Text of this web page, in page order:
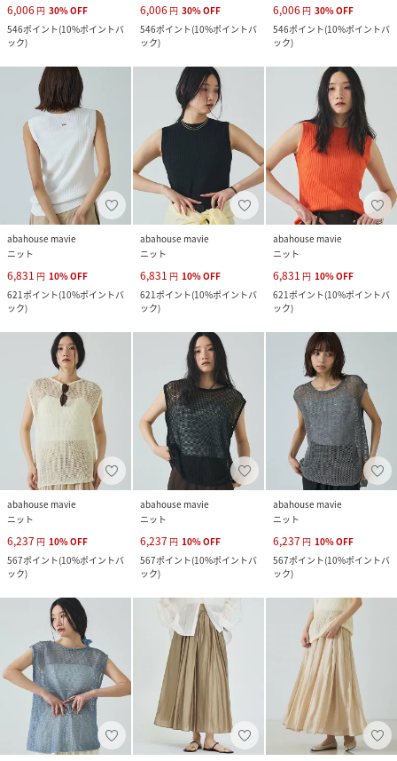
6,006 円 30%OFF
546ポイント(10%ポイントバ
ック)
6,006 円 30%OFF
546ポイント(10%ポイントバ
ック)
6,006 円 30%OFF
546ポイント(10%ポイントバ
ック)
abahouse mavie
ニット
6,831 円 10%OFF
621ポイント(10%ポイントバ
ック)
abahouse mavie
ニット
6,831 円 10%OFF
621ポイント(10%ポイントバ
ック)
abahouse mavie
ニット
6,831 円 10%OFF
621ポイント(10%ポイントバ
ック)
abahouse mavie
ニット
6,237 円 10%OFF
567ポイント(10%ポイントバ
ック)
abahouse mavie
ニット
6,237 円 10%OFF
567ポイント(10%ポイントバ
ック)
abahouse mavie
ニット
6,237 円 10%OFF
567ポイント(10%ポイントバ
ック)